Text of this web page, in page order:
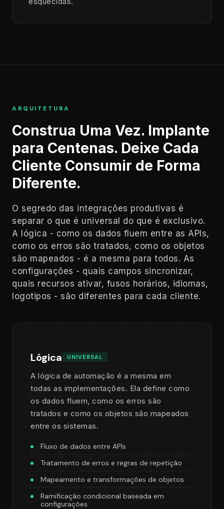
ARQUITETURA
Construa Uma Vez. Implante
para Centenas. Deixe Cada
Cliente Consumir de Forma
Diferente.
O segredo das integrações produtivas é
separar o que é universal do que é exclusivo.
A lógica - como os dados fluem entre as APIs,
como os erros são tratados, como os objetos
são mapeados - é a mesma para todos. As
configurações - quais campos sincronizar,
quais recursos ativar, fusos horários, idiomas,
logotipos - são diferentes para cada cliente.
Lógica UNIVERSAL
A lógica de automação é a mesma em
todas as implementações. Ela define como
os dados fluem, como os erros são
tratados e como os objetos são mapeados
entre os sistemas.
Fluxo de dados entre APIs
Tratamento de erros e regras de repetição
Mapeamento e transformações de objetos
Ramificação condicional baseada em
configurações